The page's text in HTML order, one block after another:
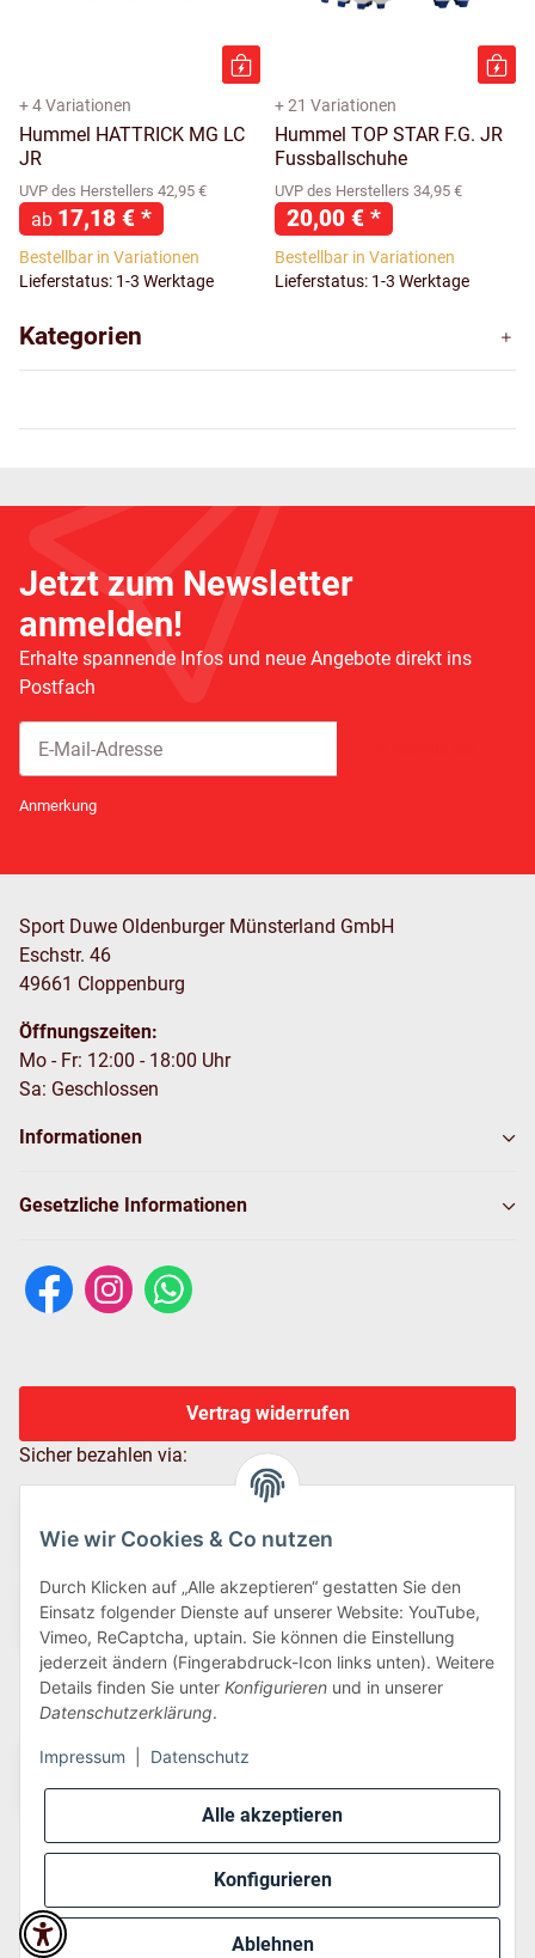
Alle akzeptieren
Konfigurieren
Ablehnen
Wie wir Cookies & Co nutzen
Durch Klicken auf „Alle akzeptieren“ gestatten Sie den
Einsatz folgender Dienste auf unserer Website: YouTube,
Vimeo, ReCaptcha, uptain. Sie können die Einstellung
jederzeit ändern (Fingerabdruck-Icon links unten). Weitere
Details finden Sie unter Konfigurieren und in unserer
Datenschutzerklärung.
Impressum Datenschutz
+ 4 Variationen
Hummel HATTRICK MG LC
JR
UVP des Herstellers 42,95 €
ab 17,18 € *
Bestellbar in Variationen
Lieferstatus: 1-3 Werktage
+ 21 Variationen
Hummel TOP STAR F.G. JR
Fussballschuhe
UVP des Herstellers 34,95 €
20,00 € *
Bestellbar in Variationen
Lieferstatus: 1-3 Werktage
Kategorien
Jetzt zum Newsletter
anmelden!
Erhalte spannende Infos und neue Angebote direkt ins
Postfach
Anmerkung
Sport Duwe Oldenburger Münsterland GmbH
Eschstr. 46
49661 Cloppenburg
Öffnungszeiten:
Mo - Fr: 12:00 - 18:00 Uhr
Sa: Geschlossen
Informationen
Gesetzliche Informationen
Vertrag widerrufen
Sicher bezahlen via:
Wir versenden via:
* Alle Preise inkl. gesetzlicher USt., zzgl.Versand
Perfected byDreizack Medien